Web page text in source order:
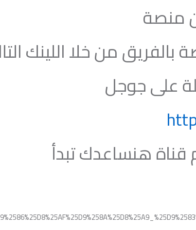
منصة
بالفريق من خلا اللينك
على جوجل
قناة هنساعدك تبدأ